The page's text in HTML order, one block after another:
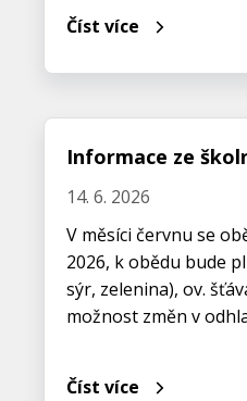
Číst více
Informace ze
14. 6. 2026
V měsíci červnu se
2026, k obědu bude
sýr, zelenina), ov.
možnost změn v
Číst více